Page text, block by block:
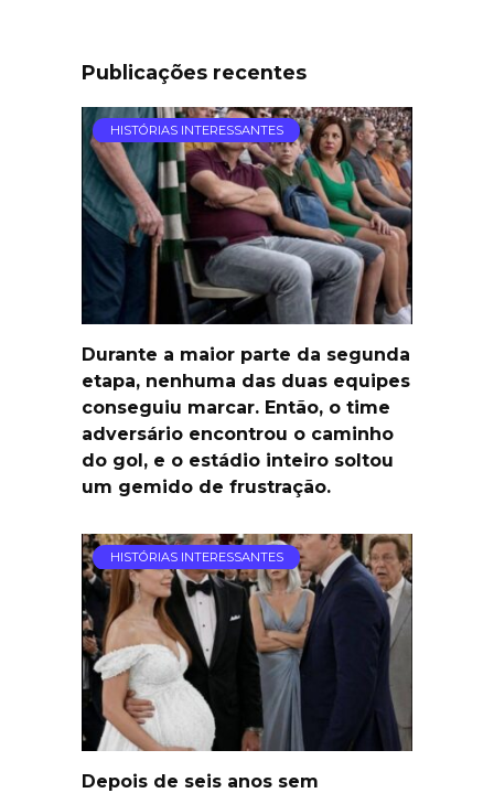
Publicações recentes
HISTÓRIAS INTERESSANTES
Durante a maior parte da segunda
etapa, nenhuma das duas equipes
conseguiu marcar. Então, o time
adversário encontrou o caminho
do gol, e o estádio inteiro soltou
um gemido de frustração.
HISTÓRIAS INTERESSANTES
Depois de seis anos sem